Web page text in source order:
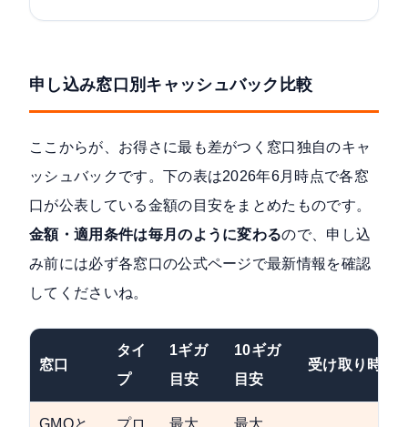
申し込み窓口別キャッシュバック比較
ここからが、お得さに最も差がつく窓口独自のキャ
ッシュバックです。下の表は2026年6月時点で各窓
口が公表している金額の目安をまとめたものです。
金額・適用条件は毎月のように変わるので、申し込
み前には必ず各窓口の公式ページで最新情報を確認
してくださいね。
窓口
タイ
プ
1ギガ
目安
10ギガ
目安
受け取り時期
GMOと
プロ
最大
最大